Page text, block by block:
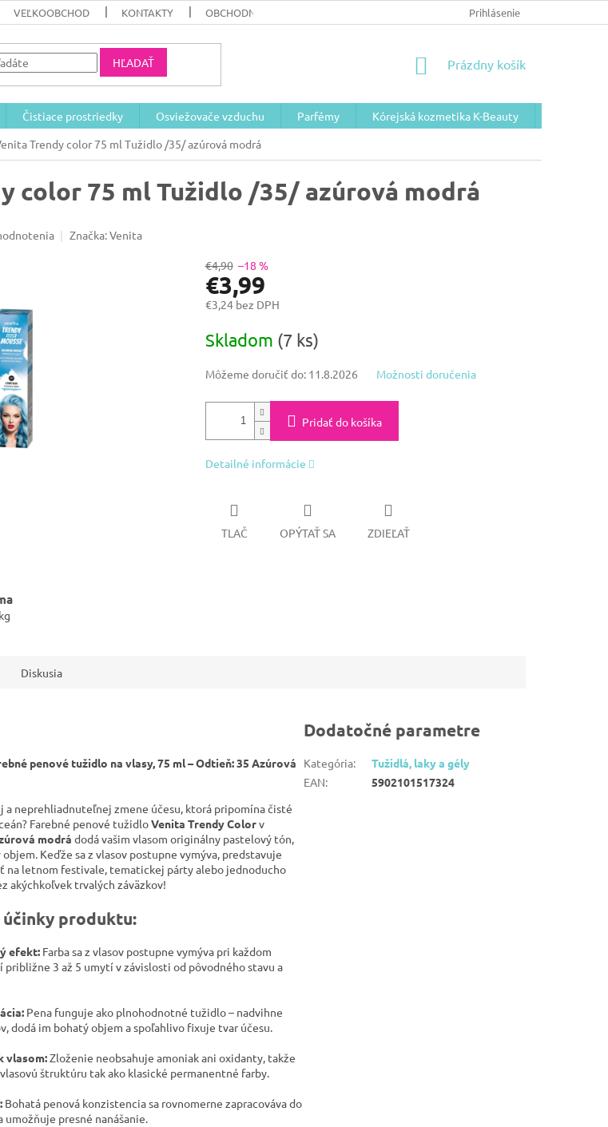
VEĽKOOBCHOD KONTAKTY OBCHODNÉ PODMIENKY/GDPR Prihlásenie
HĽADAŤ
NÁKUPNÝ
Prázdny košík
Čistiace prostriedky Osviežovače vzduchu Parfémy Kórejská kozmetika K-Beauty
Trendy color 75 ml Tužidlo /35/ azúrová modrá
color 75 ml Tužidlo /35/ azúrová modrá
Značka:Venita
€4,90 –18 %
€3,99
€3,24 bez DPH
cena:
Skladom (7 ks)
Môžeme doručiť do: 11.8.2026 Možnosti doručenia
Pridať do košíka
Detailné informácie
TLAČ OPÝTAŤ SA ZDIEĽAŤ
Diskusia
penové tužidlo na vlasy, 75 ml – Odtieň: 35 Azúrová
a neprehliadnuteľnej zmene účesu, ktorá pripomína čisté
Farebné penové tužidloVenita Trendy Colorv
modrá dodá vašim vlasom originálny pastelový tón,
Keďže sa z vlasov postupne vymýva, predstavuje
na letnom festivale, tematickej párty alebo jednoducho
akýchkoľvek trvalých záväzkov!
produktu:
efekt: Farba sa z vlasov postupne vymýva pri každom
približne 3 až 5 umytí v závislosti od pôvodného stavu a
Pena funguje ako plnohodnotné tužidlo – nadvihne
dodá im bohatý objem a spoľahlivo fixuje tvar účesu.
vlasom:Zloženie neobsahuje amoniak ani oxidanty, takže
štruktúru tak ako klasické permanentné farby.
Bohatá penová konzistencia sa rovnomerne zapracováva do
umožňuje presné nanášanie.
Dodatočné parametre
Kategória:
Tužidlá, laky a gély
EAN: 5902101517324